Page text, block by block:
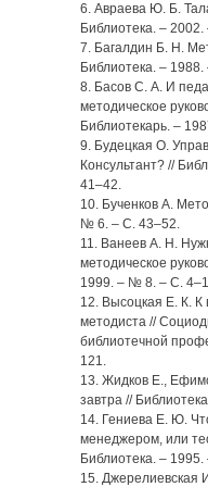
6. Авраева Ю. Б.
Библиотека. –
7. Багалдин Б. Н.
Библиотека. –
8. Басов С. А. И
методическое
Библиотекарь. –
9. Будецкая О.
Консультант? //
41–42.
10. Бученков А.
№ 6. – С. 43–52.
11. Ванеев А. Н.
методическое
1999. – № 8. – С.
12. Высоцкая Е. К. К
методиста //
библиотечной
121.
13. Жидков Е.,
завтра //
14. Гениева Е. Ю.
менеджером, или
Библиотека. –
15. Джерелиевская